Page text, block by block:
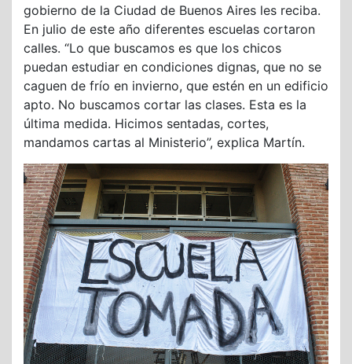
gobierno de la Ciudad de Buenos Aires les reciba.
En julio de este año diferentes escuelas cortaron
calles. “Lo que buscamos es que los chicos
puedan estudiar en condiciones dignas, que no se
caguen de frío en invierno, que estén en un edificio
apto. No buscamos cortar las clases. Esta es la
última medida. Hicimos sentadas, cortes,
mandamos cartas al Ministerio”, explica Martín.